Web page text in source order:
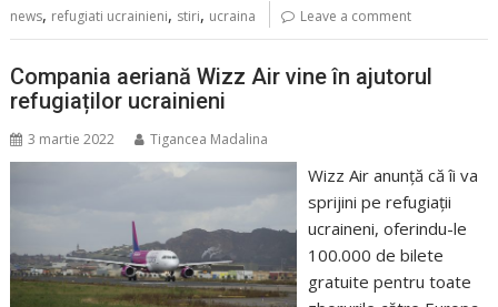
news, refugiati ucrainieni, stiri, ucraina Leave a comment
Compania aeriană Wizz Air vine în ajutorul
refugiaților ucrainieni
3 martie 2022 Tigancea Madalina
Wizz Air anunță că îi va
sprijini pe refugiații
ucraineni, oferindu-le
100.000 de bilete
gratuite pentru toate